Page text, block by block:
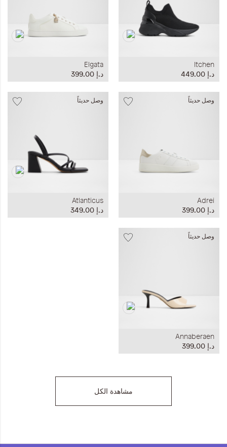
Itchen
د.إ‏ 449.00
Elgata
د.إ‏ 399.00
وصل حديثاً
Adrei
د.إ‏ 399.00
وصل حديثاً
Atlanticus
د.إ‏ 349.00
وصل حديثاً
Annaberaen
د.إ‏ 399.00
مشاهدة الكل